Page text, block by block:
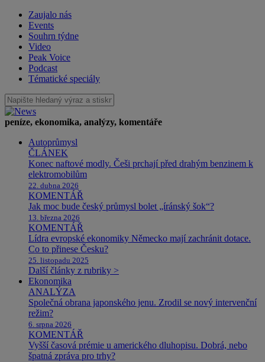
Zaujalo nás
Events
Souhrn týdne
Video
Peak Voice
Podcast
Tématické speciály
peníze, ekonomika, analýzy, komentáře
Autoprůmysl
ČLÁNEK
Konec naftové modly. Češi prchají před drahým benzinem k
elektromobilům
22. dubna 2026
KOMENTÁŘ
Jak moc bude český průmysl bolet „íránský šok“?
13. března 2026
KOMENTÁŘ
Lídra evropské ekonomiky Německo mají zachránit dotace.
Co to přinese Česku?
25. listopadu 2025
Další články z rubriky >
Ekonomika
ANALÝZA
Společná obrana japonského jenu. Zrodil se nový intervenční
režim?
6. srpna 2026
KOMENTÁŘ
Vyšší časová prémie u amerického dluhopisu. Dobrá, nebo
špatná zpráva pro trhy?